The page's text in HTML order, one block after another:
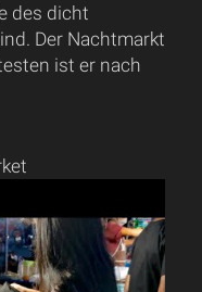
des dicht
Der Nachtmarkt
ist er nach